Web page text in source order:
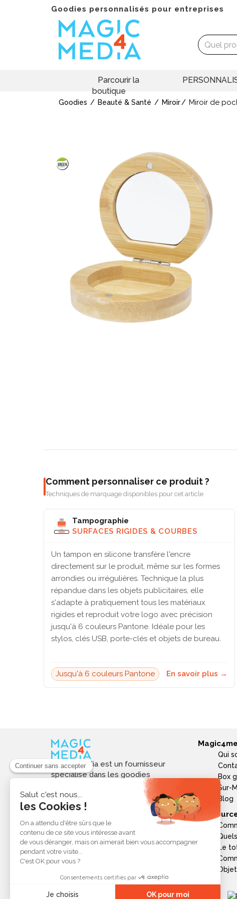
Goodies personnalisés pour entreprises
Parcourir la
boutique
Goodies Beauté & Santé Miroir Miroir de
Comment personnaliser ce produit ?
Techniques de marquage disponibles pour cet article
Tampographie
SURFACES RIGIDES & COURBES
Un tampon en silicone transfère l'encre
directement sur le produit, même sur les formes
arrondies ou irrégulières. Technique la plus
répandue dans les objets publicitaires, elle
s'adapte à pratiquement tous les matériaux
rigides et reproduit votre logo avec précision
jusqu'à 6 couleurs Pantone. Idéale pour les
stylos, clés USB, porte-clés et objets de bureau.
Jusqu'à 6 couleurs Pantone En savoir plus →
Magic4media est un fournisseur
spécialisé dans les goodies
personnalisés et objets publicitaires
pour les entreprises. Nous
sélectionnons des produits utiles,
tendances et responsables pour
valoriser votre image de marque,
soutenir vos actions de
communication et réussir vos
opérations événementielles,
Qui
Box
Sur-
Blog
Le